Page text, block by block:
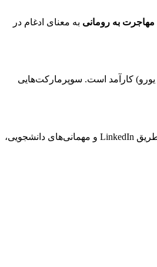
مهاجرت به رومانی به معنای ادغام در
خوابگاه‌ها (۱۵۰-۳۰۰ یورو) یا آپارتمان‌های اشتراکی (۳۵۰-۵۰۰ یورو) گزینه‌های اصلی هستند. غذاهای محلی ارزان (۵-۱۰ یورو وعده) و حمل‌ونقل عمومی (کارت ماهانه ۲۰ یورو) کارآمد است. سوپرمارکت‌هایی
هیجان‌انگیز است. دانشگاه‌ها باشگاه‌های ورزشی، تئاتر و رویدادهای Erasmus را دارند. شبکه‌سازی از طریق LinkedIn و مهمانی‌های دانشجویی،